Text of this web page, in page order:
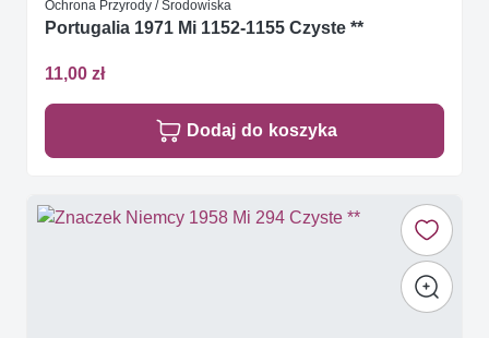
Ochrona Przyrody / Środowiska
Portugalia 1971 Mi 1152-1155 Czyste **
11,00 zł
Dodaj do koszyka